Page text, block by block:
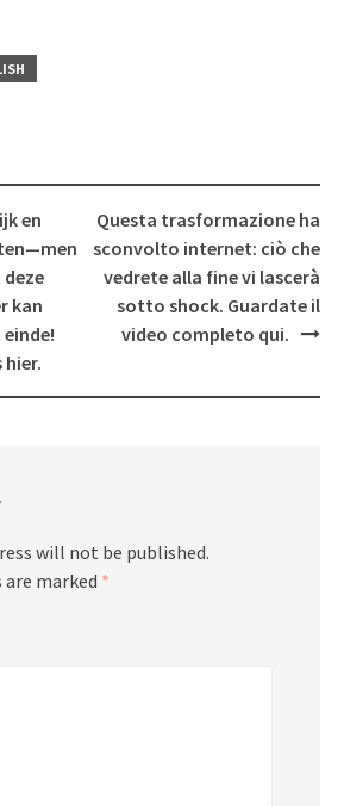
en
kan
hier.
Questa trasformazione ha
sconvolto internet: ciò che
vedrete alla fine vi lascerà
sotto shock. Guardate il
video completo qui.
will not be published.
are marked *